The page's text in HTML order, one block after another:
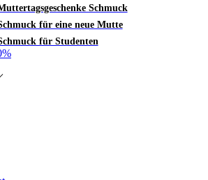
Schmuck
für eine neue Mutte
für Studenten